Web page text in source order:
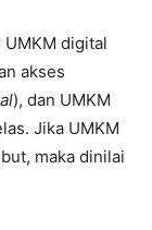
digital
akses
), dan UMKM
Jika UMKM
maka dinilai